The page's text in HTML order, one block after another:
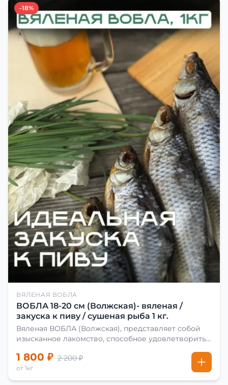
-18%
ВЯЛЕНАЯ ВОБЛА
ВОБЛА 18-20 см (Волжская)- вяленая /
закуска к пиву / сушеная рыба 1 кг.
Вяленая ВОБЛА (Волжская), представляет собой
изысканное лакомство, способное удовлетворить
сделать вяленую воблу, её сначала хорошо солят.
Для этого используют старые рецепты и
современные способы. Благодаря этому рыба
1 800 ₽ 2 200 ₽
от 1кг